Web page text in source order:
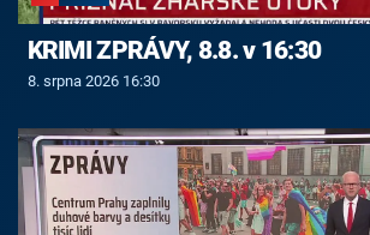
KRIMI ZPRÁVY, 8.8. v 16:30
8. srpna 2026 16:30